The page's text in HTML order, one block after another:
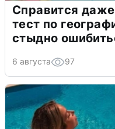
Справится
тест по
стыдно
6 августа 97